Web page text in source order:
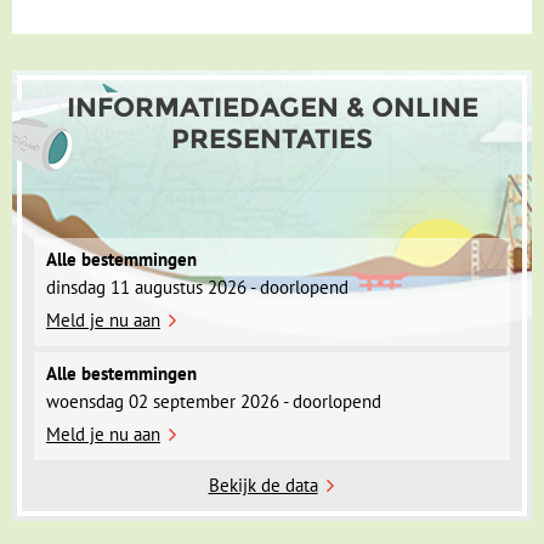
Na ons bezoek aan Hiroshima verlaten we Honshu en reizen
eerst in de vriendelijke stad Kumamoto, gedomineerd door
een gigantisch kasteel uit de 17e eeuw. Door een tweetal
aardbevingen in April 2016 is het kasteel zwaar beschadigd.
Het kasteel is grotendeels weer opgeknapt, maar er zijn nog
steeds herstelwerkzaamheden aan de gang.
INFORMATIEDAGEN & ONLINE
PRESENTATIES
Alle bestemmingen
dinsdag 11 augustus 2026 - doorlopend
Meld je nu aan
Alle bestemmingen
woensdag 02 september 2026 - doorlopend
Meld je nu aan
Bekijk de data